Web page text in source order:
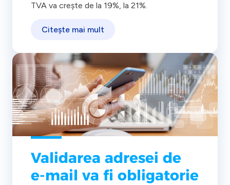
TVA va crește de la 19%, la 21%.
Citește mai mult
Validarea adresei de
e-mail va fi obligatorie